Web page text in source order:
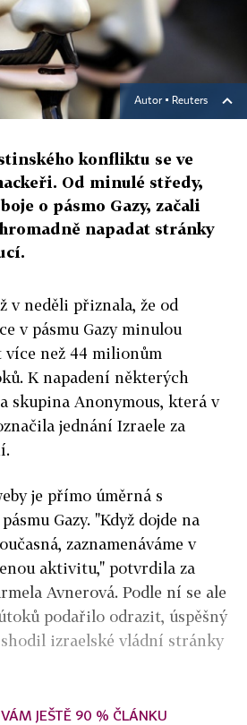
Autor ▪ Reuters
konfliktu se ve
Od minulé středy,
o pásmo Gazy, začali
napadat stránky
v neděli přiznala, že od
v pásmu Gazy minulou
více než 44 milionům
K napadení některých
skupina Anonymous, která v
jednání Izraele za
je přímo úměrná s
Gazy. "Když dojde na
zaznamenáváme v
aktivitu," potvrdila za
Avnerová. Podle ní se ale
podařilo odrazit, úspěšný
izraelské vládní stránky
JEŠTĚ 90 % ČLÁNKU